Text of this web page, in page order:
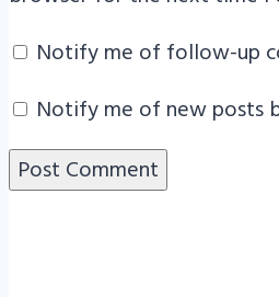
Notify me of follow-up
Notify me of new posts